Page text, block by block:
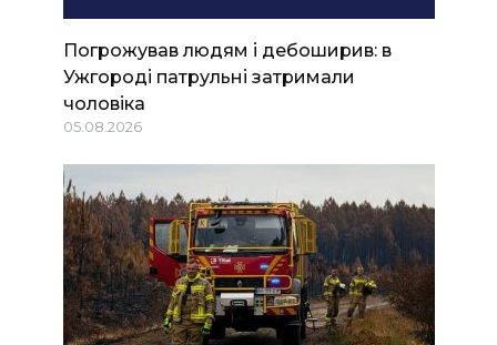
Погрожував людям і дебоширив: в
Ужгороді патрульні затримали
чоловіка
05.08.2026